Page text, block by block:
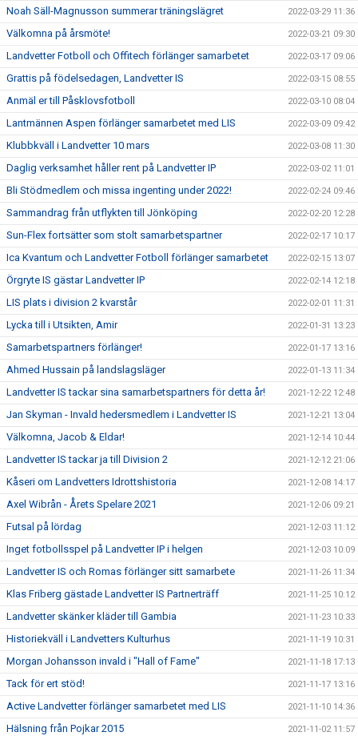
Noah Säll-Magnusson summerar träningslägret 2022-03-29 11:36
Välkomna på årsmöte! 2022-03-21 09:30
Landvetter Fotboll och Offitech förlänger samarbetet 2022-03-17 09:06
Grattis på födelsedagen, Landvetter IS 2022-03-15 08:55
Anmäl er till Påsklovsfotboll 2022-03-10 08:04
Lantmännen Aspen förlänger samarbetet med LIS 2022-03-09 09:42
Klubbkväll i Landvetter 10 mars 2022-03-08 11:30
Daglig verksamhet håller rent på Landvetter IP 2022-03-02 11:01
Bli Stödmedlem och missa ingenting under 2022! 2022-02-24 09:46
Sammandrag från utflykten till Jönköping 2022-02-20 12:28
Sun-Flex fortsätter som stolt samarbetspartner 2022-02-17 10:17
Ica Kvantum och Landvetter Fotboll förlänger samarbetet 2022-02-15 13:07
Örgryte IS gästar Landvetter IP 2022-02-14 12:18
LIS plats i division 2 kvarstår 2022-02-01 11:31
Lycka till i Utsikten, Amir 2022-01-31 13:23
Samarbetspartners förlänger! 2022-01-17 13:16
Ahmed Hussain på landslagsläger 2022-01-13 11:34
Landvetter IS tackar sina samarbetspartners för detta år! 2021-12-22 12:48
Jan Skyman - Invald hedersmedlem i Landvetter IS 2021-12-21 13:04
Välkomna, Jacob & Eldar! 2021-12-14 10:44
Landvetter IS tackar ja till Division 2 2021-12-12 21:06
Kåseri om Landvetters Idrottshistoria 2021-12-08 14:17
Axel Wibrån - Årets Spelare 2021 2021-12-06 09:21
Futsal på lördag 2021-12-03 11:12
Inget fotbollsspel på Landvetter IP i helgen 2021-12-03 10:09
Landvetter IS och Romas förlänger sitt samarbete 2021-11-26 11:34
Klas Friberg gästade Landvetter IS Partnerträff 2021-11-25 10:12
Landvetter skänker kläder till Gambia 2021-11-23 10:33
Historiekväll i Landvetters Kulturhus 2021-11-19 10:31
Morgan Johansson invald i "Hall of Fame" 2021-11-18 17:13
Tack för ert stöd! 2021-11-17 13:16
Active Landvetter förlänger samarbetet med LIS 2021-11-10 14:36
Hälsning från Pojkar 2015 2021-11-02 11:57